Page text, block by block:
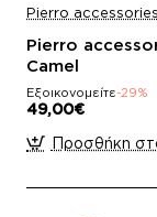
Pierro accessories
Pierro
Camel
Εξοικονομείτε-29%
49,00€
Προσθήκη